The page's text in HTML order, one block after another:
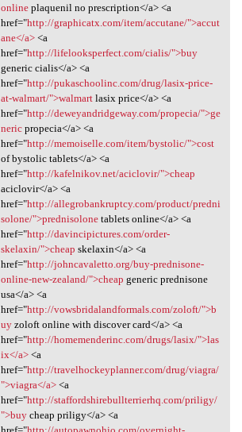
onlineplaquenil no prescription</a> <a
href="http://graphicatx.com/item/accutane/">accut
ane</a><a
href="http://lifelooksperfect.com/cialis/">buy
generic cialis</a> <a
href="http://pukaschoolinc.com/drug/lasix-price-
at-walmart/">walmartlasix price</a> <a
href="http://deweyandridgeway.com/propecia/">ge
nericpropecia</a> <a
href="http://memoiselle.com/item/bystolic/">cost
of bystolic tablets</a> <a
href="http://kafelnikov.net/aciclovir/">cheap
aciclovir</a> <a
href="http://allegrobankruptcy.com/product/predni
solone/">prednisolonetablets online</a> <a
href="http://davincipictures.com/order-
skelaxin/">cheap skelaxin</a> <a
href="http://johncavaletto.org/buy-prednisone-
online-new-zealand/">cheap generic prednisone
usa</a> <a
href="http://vowsbridalandformals.com/zoloft/">b
uyzoloft online with discover card</a> <a
href="http://homemenderinc.com/drugs/lasix/">las
ix</a><a
href="http://travelhockeyplanner.com/drug/viagra/
">viagra</a><a
href="http://staffordshirebullterrierhq.com/priligy/
">buycheap priligy</a> <a